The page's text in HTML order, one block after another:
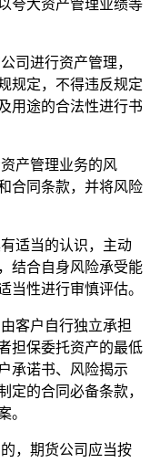
夸大资产管理业绩等
司进行资产管理，
规定，不得违反规定
用途的合法性进行书
产管理业务的风
合同条款，并将风险
适当的认识，主动
结合自身风险承受能
当性进行审慎评估。
客户自行独立承担
担保委托资产的最低
承诺书、风险揭示
定的合同必备条款，
。
，期货公司应当按